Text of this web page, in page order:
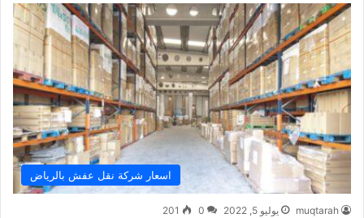
اسعار شركة نقل عفش بالرياض
muqtarah يوليو 5, 2022 0
201